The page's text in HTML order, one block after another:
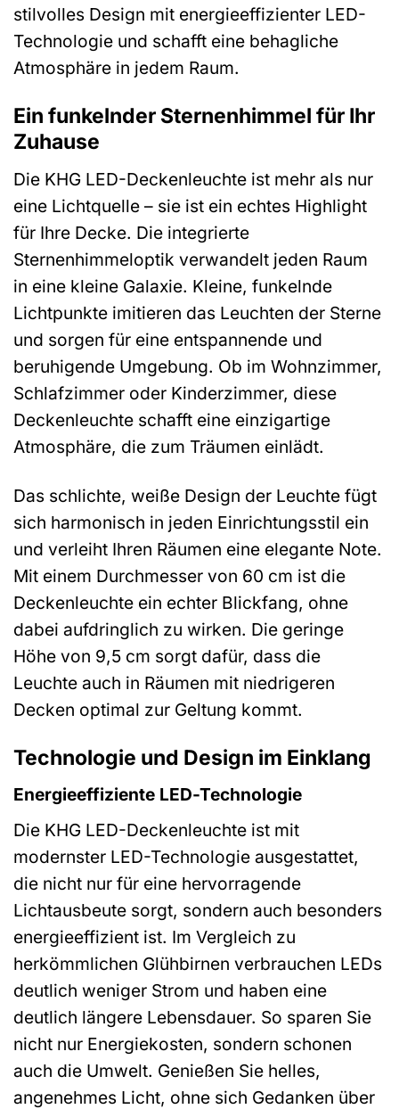
stilvolles Design mit energieeffizienter LED-
Technologie und schafft eine behagliche
Atmosphäre in jedem Raum.
Ein funkelnder Sternenhimmel für Ihr
Zuhause
Die KHG LED-Deckenleuchte ist mehr als nur
eine Lichtquelle – sie ist ein echtes Highlight
für Ihre Decke. Die integrierte
Sternenhimmeloptik verwandelt jeden Raum
in eine kleine Galaxie. Kleine, funkelnde
Lichtpunkte imitieren das Leuchten der Sterne
und sorgen für eine entspannende und
beruhigende Umgebung. Ob im Wohnzimmer,
Schlafzimmer oder Kinderzimmer, diese
Deckenleuchte schafft eine einzigartige
Atmosphäre, die zum Träumen einlädt.
Das schlichte, weiße Design der Leuchte fügt
sich harmonisch in jeden Einrichtungsstil ein
und verleiht Ihren Räumen eine elegante Note.
Mit einem Durchmesser von 60 cm ist die
Deckenleuchte ein echter Blickfang, ohne
dabei aufdringlich zu wirken. Die geringe
Höhe von 9,5 cm sorgt dafür, dass die
Leuchte auch in Räumen mit niedrigeren
Decken optimal zur Geltung kommt.
Technologie und Design im Einklang
Energieeffiziente LED-Technologie
Die KHG LED-Deckenleuchte ist mit
modernster LED-Technologie ausgestattet,
die nicht nur für eine hervorragende
Lichtausbeute sorgt, sondern auch besonders
energieeffizient ist. Im Vergleich zu
herkömmlichen Glühbirnen verbrauchen LEDs
deutlich weniger Strom und haben eine
deutlich längere Lebensdauer. So sparen Sie
nicht nur Energiekosten, sondern schonen
auch die Umwelt. Genießen Sie helles,
angenehmes Licht, ohne sich Gedanken über